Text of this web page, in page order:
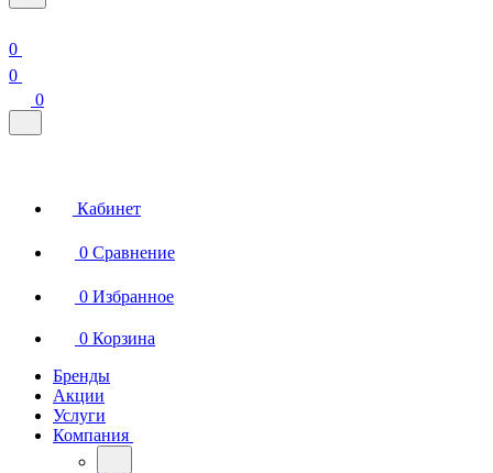
0
0
0
Кабинет
0 Сравнение
0 Избранное
0 Корзина
Бренды
Акции
Услуги
Компания